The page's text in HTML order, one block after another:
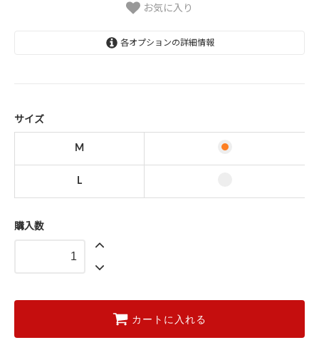
お気に入り
各オプションの詳細情報
サイズ
M
L
購入数
カートに入れる